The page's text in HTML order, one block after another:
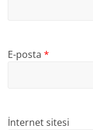
E-posta*
İnternet sitesi